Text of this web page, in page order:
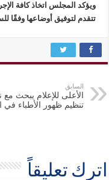
ويؤكد المجلس اتخاذ كافة
تتقدم لتوفيق أوضاعها وفقًا
السابق
الأعلى للإعلام يبحث مع
تنظيم ظهور الأطباء في
اترك تعليقاً